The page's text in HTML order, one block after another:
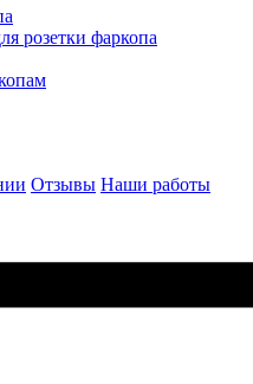
розетки фаркопа
Отзывы Наши работы